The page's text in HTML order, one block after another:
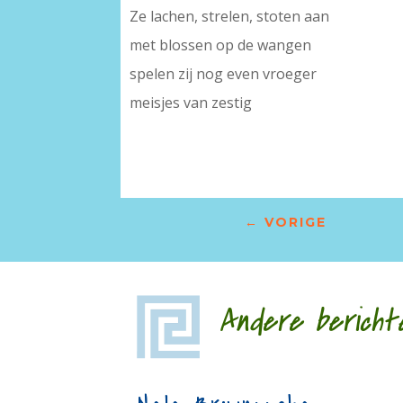
Ze lachen, strelen, stoten aan
met blossen op de wangen
spelen zij nog even vroeger
meisjes van zestig
← VORIGE
Andere